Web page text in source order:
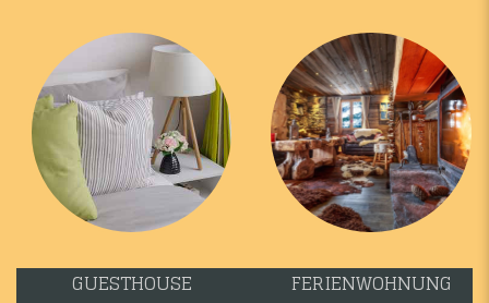
GUESTHOUSE FERIENWOHNUNG